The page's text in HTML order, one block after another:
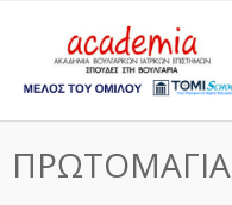
ΠΡΩΤΟΜΑΓΙΑ